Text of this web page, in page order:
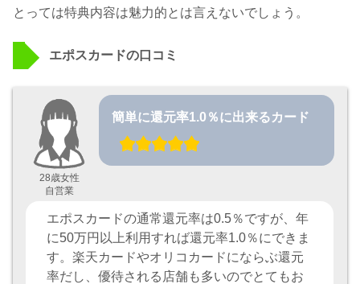
とっては特典内容は魅力的とは言えないでしょう。
エポスカードの口コミ
28歳女性
自営業
簡単に還元率1.0％に出来るカード
エポスカードの通常還元率は0.5％ですが、年
に50万円以上利用すれば還元率1.0％にできま
す。楽天カードやオリコカードにならぶ還元
率だし、優待される店舗も多いのでとてもお